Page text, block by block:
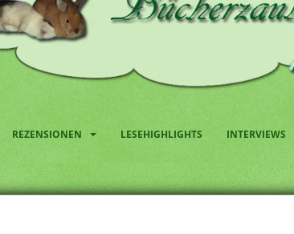
REZENSIONEN LESEHIGHLIGHTS INTERVIEWS